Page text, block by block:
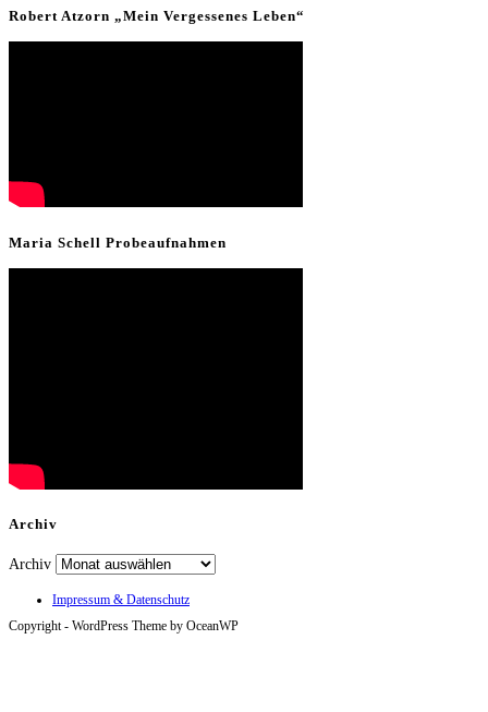
Robert Atzorn „Mein Vergessenes Leben“
Maria Schell Probeaufnahmen
Archiv
Archiv
Impressum & Datenschutz
Copyright - WordPress Theme by OceanWP